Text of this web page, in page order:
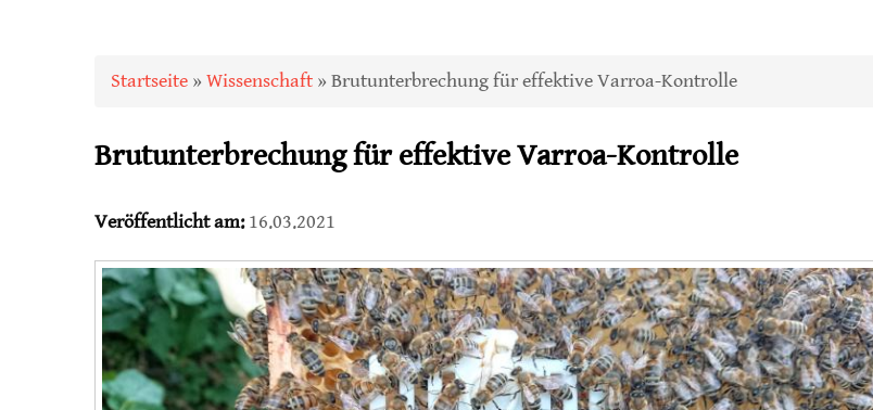
Sie sind hier
Startseite » Wissenschaft » Brutunterbrechung für effektive Varroa-Kontrolle
Brutunterbrechung für effektive Varroa-Kontrolle
Veröffentlicht am:16.03.2021